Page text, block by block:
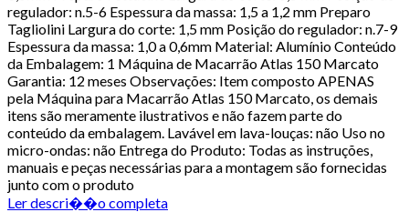
regulador: n.5-6 Espessura da massa: 1,5 a 1,2 mm Preparo
Tagliolini Largura do corte: 1,5 mm Posição do regulador: n.7-9
Espessura da massa: 1,0 a 0,6mm Material: Alumínio Conteúdo
da Embalagem: 1 Máquina de Macarrão Atlas 150 Marcato
Garantia: 12 meses Observações: Item composto APENAS
pela Máquina para Macarrão Atlas 150 Marcato, os demais
itens são meramente ilustrativos e não fazem parte do
conteúdo da embalagem. Lavável em lava-louças: não Uso no
micro-ondas: não Entrega do Produto: Todas as instruções,
manuais e peças necessárias para a montagem são fornecidas
junto com o produto
Ler descri��o completa